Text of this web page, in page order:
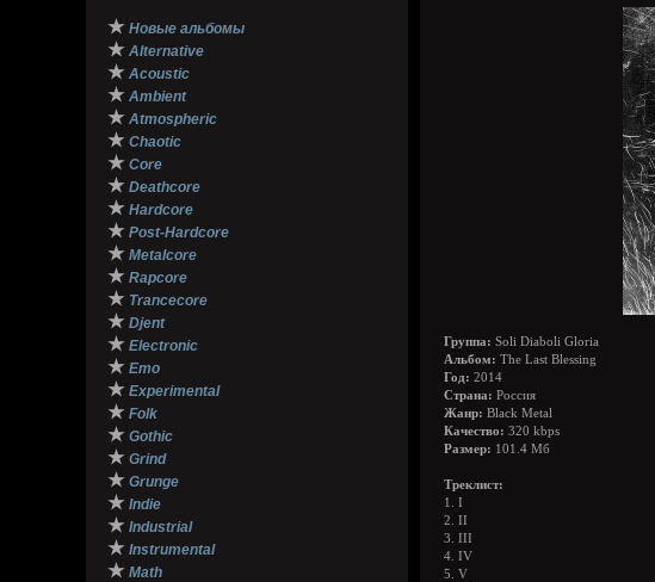
★ Новые альбомы
★ Alternative
★ Acoustic
★ Ambient
★ Atmospheric
★ Chaotic
★ Core
★ Deathcore
★ Hardcore
★ Post-Hardcore
★ Metalcore
★ Rapcore
★ Trancecore
★ Djent
★ Electronic
★ Emo
★ Experimental
★ Folk
★ Gothic
★ Grind
★ Grunge
★ Indie
★ Industrial
★ Instrumental
★ Math
Группа: Soli Diaboli Gloria
Альбом: The Last Blessing
Год: 2014
Страна: Россия
Жанр: Black Metal
Качество: 320 kbps
Размер: 101.4 Мб
Треклист:
1. I
2. II
3. III
4. IV
5. V